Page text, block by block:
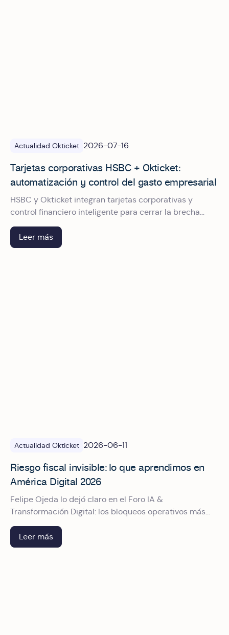
Actualidad Okticket 2026-07-16
Tarjetas corporativas HSBC + Okticket:
automatización y control del gasto empresarial
HSBC y Okticket integran tarjetas corporativas y
control financiero inteligente para cerrar la brecha
entre pagar, comprobar y conciliar el gasto
empresarial en México.
Leer más
Actualidad Okticket 2026-06-11
Riesgo fiscal invisible: lo que aprendimos en
América Digital 2026
Felipe Ojeda lo dejó claro en el Foro IA &
Transformación Digital: los bloqueos operativos más
costosos no vienen de fraudes, sino de procesos mal
diseñados que nadie cuestionó a tiempo
Leer más